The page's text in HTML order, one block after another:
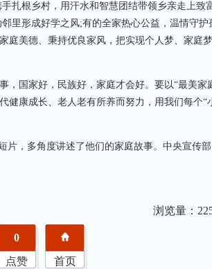
扎根乡村，用汗水和智慧团结带领乡亲走上致
里形成好学之风;有的全家热心公益，温情守护
美德、秉持优良家风，把实现个人梦、家庭
国家好，民族好，家庭才会好。要以“最美家
健康成长、老人老有所养而努力，用我们每个“
，多角度讲述了他们的家庭故事。中央宣传
浏览量：
0
点赞
首页